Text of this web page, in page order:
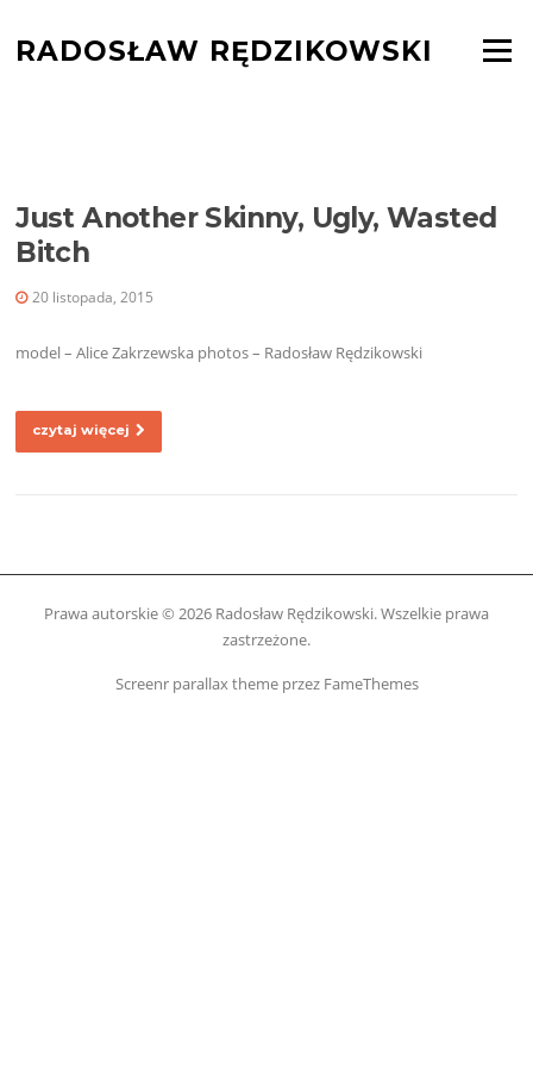
treściRADOSŁAW RĘDZIKOWSKI Menu
Just Another Skinny, Ugly, Wasted
Bitch
20 listopada, 2015
model – Alice Zakrzewska photos – Radosław Rędzikowski
czytaj więcej
Prawa autorskie © 2026 Radosław Rędzikowski. Wszelkie prawa
zastrzeżone.
Screenr parallax themeprzez FameThemes